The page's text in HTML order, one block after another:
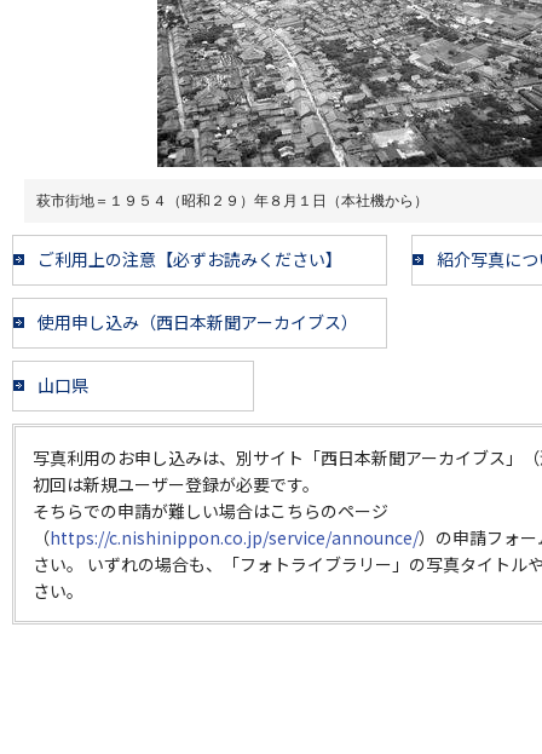
萩市街地＝１９５４（昭和２９）年８月１日（本社機から）
ご利用上の注意【必ずお読みください】 紹介写真に
使用申し込み（西日本新聞アーカイブス）
山口県
写真利用のお申し込みは、別サイト「西日本新聞アーカイブス」
初回は新規ユーザー登録が必要です。
そちらでの申請が難しい場合はこちらのページ
（https://c.nishinippon.co.jp/service/announce/）の申請フォ
さい。 いずれの場合も、「フォトライブラリー」の写真タイトル
さい。